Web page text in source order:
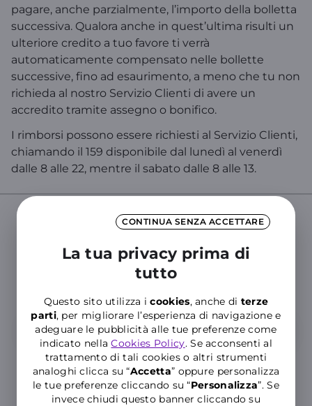
CONTINUA SENZA ACCETTARE
La tua privacy prima di
tutto
Questo sito utilizza icookies, anche di terze
parti, per migliorare l’esperienza di navigazione e
adeguare le pubblicità alle tue preferenze come
indicato nellaCookies Policy. Se acconsenti al
trattamento di tali cookies o altri strumenti
analoghi clicca su “Accetta” oppure personalizza
le tue preferenze cliccando su “Personalizza”. Se
invece chiudi questo banner cliccando su
pagare, anche parzialmente, l’importo della bolletta
successiva. Qualora anche in quest’ultima risulti un
ulteriore credito a tuo favore ti verrà
automaticamente compensato nelle bollette
successive, fino ad esaurimento, a meno che tu non
richieda al nostro Servizio Clienti di avere un
accredito tramite assegno o bonifico.
I rimborsi possono essere richiesti al Servizio Clienti,
chiamando il 159 disponibile dal lunedì al venerdì
dalle 8 alle 22, mentre il sabato dalle 8 alle 13.
Cerca nelle Domande Frequenti del
Supporto WINDTRE
Inserisci almeno tre caratteri per cercare nelle FAQ